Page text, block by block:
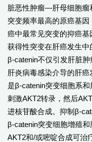
脏恶性肿瘤—肝母细胞瘤
突变频率最高的原癌基
癌中最常见突变的抑癌
获得性突变在肝癌发生
β-catenin不仅引发肝脏
肝炎病毒感染介导的肝
是β-catenin突变细胞系
刺激AKT2转录，然后
进核苷酸合成。抑制β-
β-catenin突变细胞增殖
AKT2和/或嘧啶合成可治